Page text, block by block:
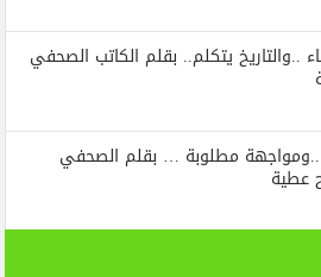
رسائل‭ ‬سيناء‭.. ‬والتاريخ‭ ‬يتكلم.. بقلم الكاتب الصحفي
مطلوبة … بقلم الصحفي
عطية